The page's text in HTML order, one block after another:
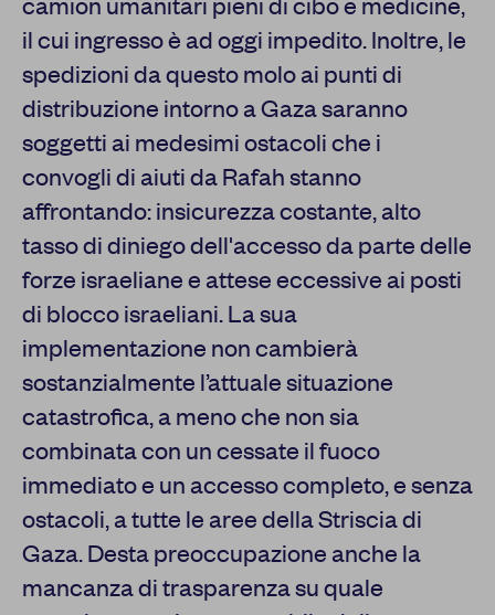
il cui ingresso è ad oggi impedito. Inoltre, le
spedizioni da questo molo ai punti di
distribuzione intorno a Gaza saranno
soggetti ai medesimi ostacoli che i
convogli di aiuti da Rafah stanno
affrontando: insicurezza costante, alto
tasso di diniego dell'accesso da parte delle
forze israeliane e attese eccessive ai posti
di blocco israeliani. La sua
implementazione non cambierà
sostanzialmente l’attuale situazione
catastrofica, a meno che non sia
combinata con un cessate il fuoco
immediato e un accesso completo, e senza
ostacoli, a tutte le aree della Striscia di
Gaza. Desta preoccupazione anche la
mancanza di trasparenza su quale